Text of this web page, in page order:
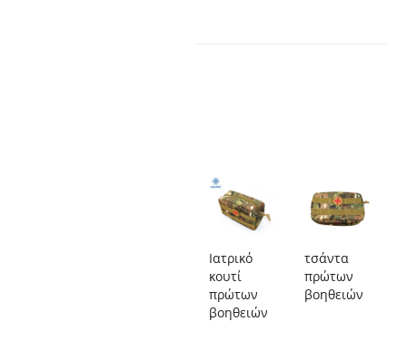
Ιατρικό
κουτί
πρώτων
βοηθειών
τσάντα
πρώτων
βοηθειών